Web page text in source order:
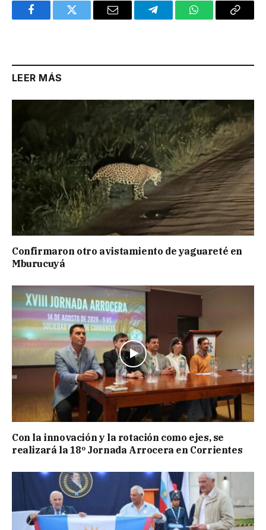
FacebookTwitter Email TelegramWhatsAppCopy
LEER MÁS
Confirmaron otro avistamiento de yaguareté en
Mburucuyá
Con la innovación y la rotación como ejes, se
realizará la 18º Jornada Arrocera en Corrientes